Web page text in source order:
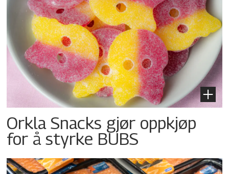
Orkla Snacks gjør oppkjøp
for å styrke BUBS